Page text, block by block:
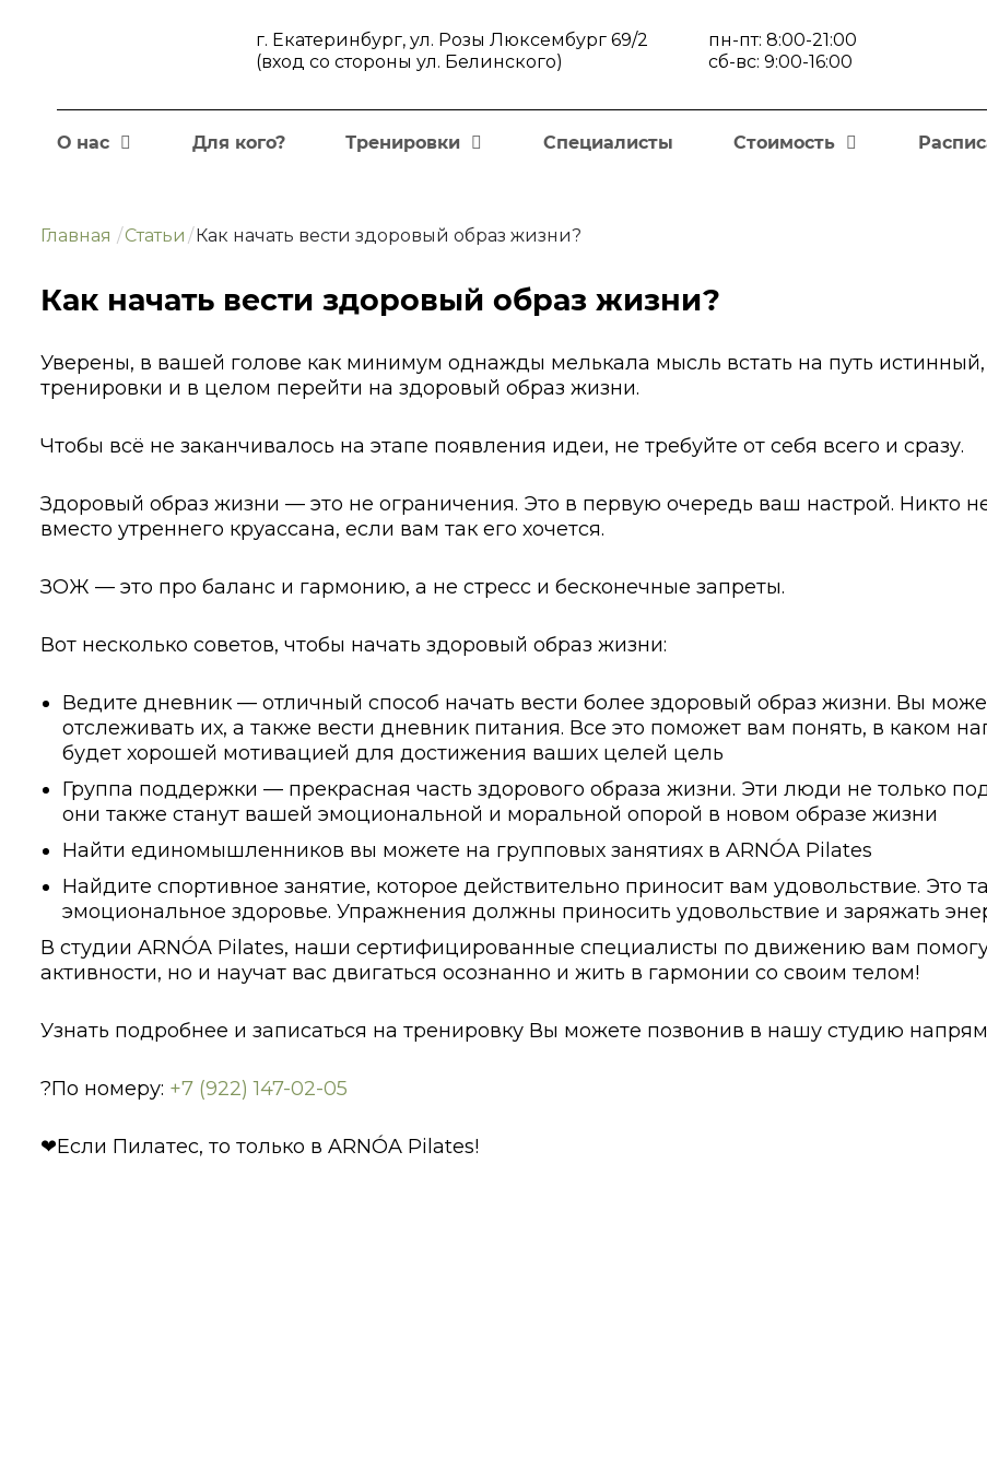
г. Екатеринбург, ул. Розы Люксембург 69/2
(вход со стороны ул. Белинского)
пн-пт: 8:00-21:00
сб-вс: 9:00-16:00
О нас Для кого? Тренировки Специалисты Стоимость
Главная /Статьи /Как начать вести здоровый образ жизни?
Как начать вести здоровый образ жизни?
Уверены, в вашей голове как минимум однажды мелькала мысль встать на путь
тренировки и в целом перейти на здоровый образ жизни.
Чтобы всё не заканчивалось на этапе появления идеи, не требуйте от себя всего и сразу.
Здоровый образ жизни — это не ограничения. Это в первую очередь ваш настрой. Никто
вместо утреннего круассана, если вам так его хочется.
ЗОЖ — это про баланс и гармонию, а не стресс и бесконечные запреты.
Вот несколько советов, чтобы начать здоровый образ жизни:
Ведите дневник — отличный способ начать вести более здоровый образ жизни. Вы
отслеживать их, а также вести дневник питания. Все это поможет вам понять, в каком
будет хорошей мотивацией для достижения ваших целей цель
Группа поддержки — прекрасная часть здорового образа жизни. Эти люди не только
они также станут вашей эмоциональной и моральной опорой в новом образе жизни
Найти единомышленников вы можете на групповых занятиях в ARNÓA Pilates
Найдите спортивное занятие, которое действительно приносит вам удовольствие.
эмоциональное здоровье. Упражнения должны приносить удовольствие и заряжать
В студии ARNÓA Pilates, наши сертифицированные специалисты по движению вам
активности, но и научат вас двигаться осознанно и жить в гармонии со своим телом!
Узнать подробнее и записаться на тренировку Вы можете позвонив в нашу студию
?По номеру: +7 (922) 147-02-05
❤Если Пилатес, то только в ARNÓA Pilates!